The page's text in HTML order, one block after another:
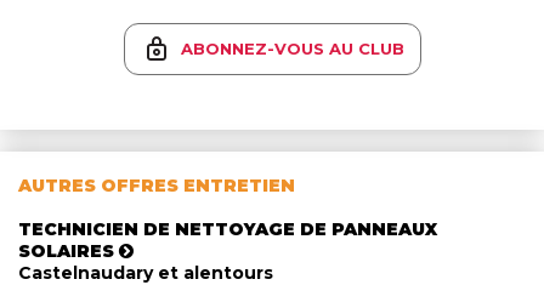
ABONNEZ-VOUS AU CLUB
AUTRES OFFRES ENTRETIEN
TECHNICIEN DE NETTOYAGE DE PANNEAUX
SOLAIRES
Castelnaudary et alentours